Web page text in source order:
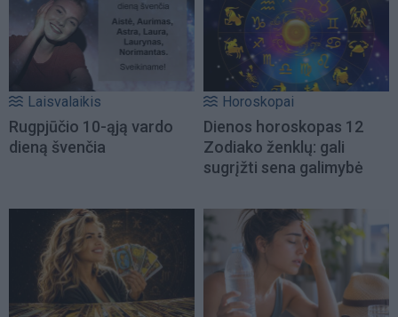
Laisvalaikis
Rugpjūčio 10-ąją vardo
dieną švenčia
Horoskopai
Dienos horoskopas 12
Zodiako ženklų: gali
sugrįžti sena galimybė